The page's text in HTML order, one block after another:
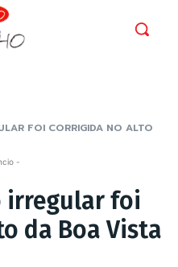
FOI CORRIGIDA NO ALTO
-
irregular foi
da Boa Vista